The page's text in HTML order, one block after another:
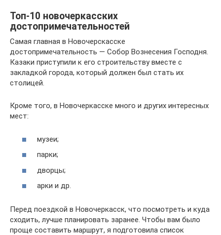
Топ-10 новочеркасских
достопримечательностей
Самая главная в Новочерскасске
достопримечательность — Собор Вознесения Господня.
Казаки приступили к его строительству вместе с
закладкой города, который должен был стать их
столицей.
Кроме того, в Новочеркасске много и других интересных
мест:
музеи;
парки;
дворцы;
арки и др.
Перед поездкой в Новочеркасск, что посмотреть и куда
сходить, лучше планировать заранее. Чтобы вам было
проще составить маршрут, я подготовила список